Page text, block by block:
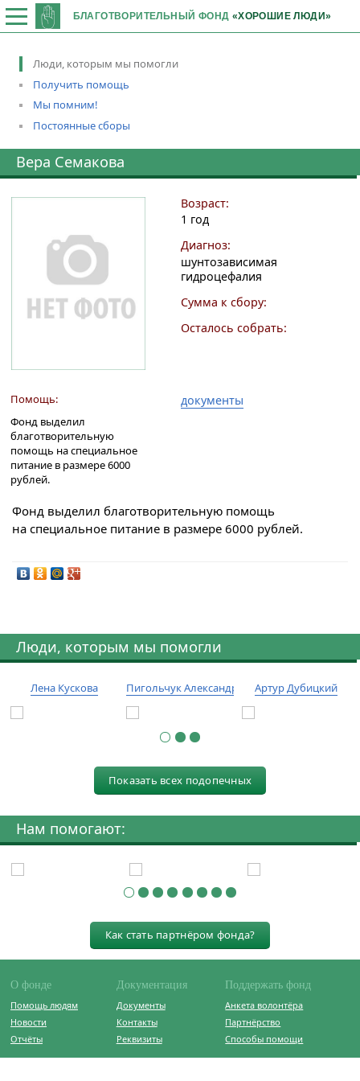
БЛАГОТВОРИТЕЛЬНЫЙ ФОНД «ХОРОШИЕ ЛЮДИ»
Люди, которым мы помогли
Получить помощь
Мы помним!
Постоянные сборы
Вера Семакова
Возраст:
1 год
Диагноз:
шунтозависимая
гидроцефалия
Сумма к сбору:
Осталось собрать:
Помощь:
Фонд выделил
благотворительную
помощь на специальное
питание в размере 6000
рублей.
документы
Фонд выделил благотворительную помощь
на специальное питание в размере 6000 рублей.
Люди, которым мы помогли
Лена Кускова Пигольчук Александр Артур Дубицкий
Показать всех подопечных
Нам помогают:
Как стать партнёром фонда?
О фонде
Помощь людям
Новости
Отчёты
Документация
Документы
Контакты
Реквизиты
Поддержать фонд
Анкета волонтёра
Партнёрство
Способы помощи